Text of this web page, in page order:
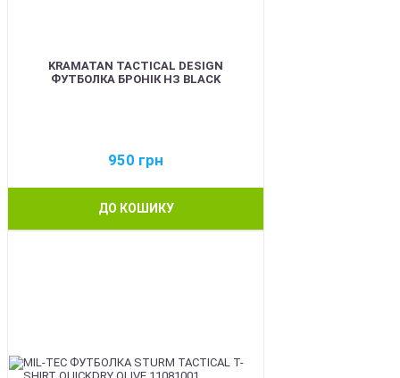
KRAMATAN TACTICAL DESIGN
ФУТБОЛКА БРОНІК НЗ BLACK
950 грн
ДО КОШИКУ